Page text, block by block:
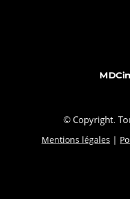
© Copyright.
Mentions légales |